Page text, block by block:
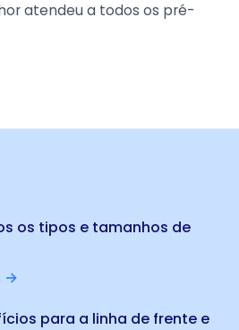
atendeu a todos os pré-
os tipos e tamanhos de
→
para a linha de frente e